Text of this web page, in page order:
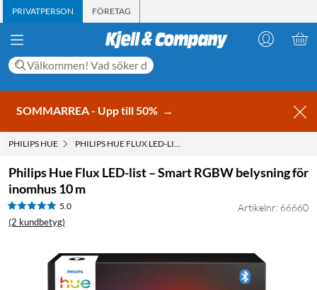
PRIVATPERSON FÖRETAG
SOMMARREA - Upp till 50% →
PHILIPS HUE PHILIPS HUE FLUX LED-LIST – SMART RGBW BELYSNING
Philips Hue Flux LED-list – Smart RGBW belysning för
inomhus 10 m
5.0
(2 kundbetyg)
Artikelnr: 66660